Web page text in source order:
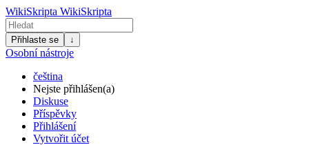
WikiSkripta WikiSkripta
Přihlaste se ↓
Osobní nástroje
čeština
Nejste přihlášen(a)
Diskuse
Příspěvky
Přihlášení
Vytvořit účet